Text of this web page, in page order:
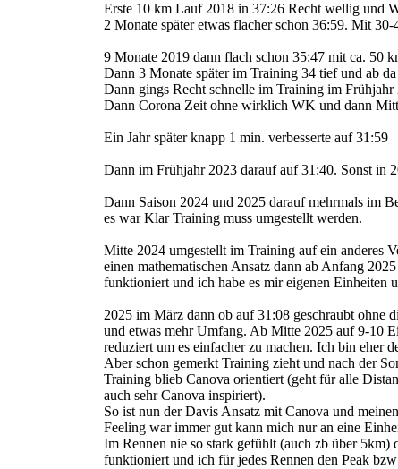
Erste 10 km Lauf 2018 in 37:26 Recht wellig und
2 Monate später etwas flacher schon 36:59. Mit
9 Monate 2019 dann flach schon 35:47 mit ca. 50
Dann 3 Monate später im Training 34 tief und ab
Dann gings Recht schnelle im Training im
Dann Corona Zeit ohne wirklich WK und dann
Ein Jahr später knapp 1 min. verbesserte auf 31:59
Dann im Frühjahr 2023 darauf auf 31:40. Sonst in
Dann Saison 2024 und 2025 darauf mehrmals im
es war Klar Training muss umgestellt werden.
Mitte 2024 umgestellt im Training auf ein anderes
einen mathematischen Ansatz dann ab Anfang
funktioniert und ich habe es mir eigenen Einheiten
2025 im März dann ob auf 31:08 geschraubt ohne
und etwas mehr Umfang. Ab Mitte 2025 auf 9-10
reduziert um es einfacher zu machen. Ich bin eher
Aber schon gemerkt Training zieht und nach der
Training blieb Canova orientiert (geht für alle
auch sehr Canova inspiriert).
So ist nun der Davis Ansatz mit Canova und
Feeling war immer gut kann mich nur an eine
Im Rennen nie so stark gefühlt (auch zb über
funktioniert und ich für jedes Rennen den Peak